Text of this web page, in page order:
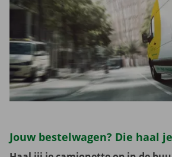
Jouw bestelwagen? Die haal